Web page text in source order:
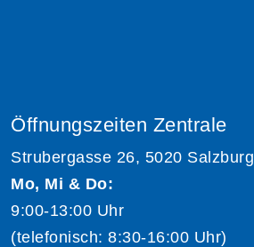
Öffnungszeiten Zentrale
Strubergasse 26, 5020 Salzburg
Mo, Mi & Do:
9:00-13:00 Uhr
(telefonisch: 8:30-16:00 Uhr)